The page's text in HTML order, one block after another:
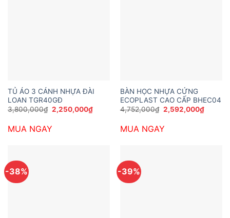
TỦ ÁO 3 CÁNH NHỰA ĐÀI
LOAN TGR40GĐ
3,800,000₫ Giá
gốc
3,800,000₫.
2,250,000₫Giá
hiện
MUA NGAY
BÀN HỌC NHỰA CỨNG
ECOPLAST CAO CẤP BHEC04
4,752,000₫ Giá
gốc
4,752,000₫.
2,592,000₫Giá
hiện
MUA NGAY
-38% -39%